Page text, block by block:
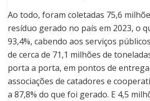
Ao todo, foram coletadas 75,6
resíduo gerado no país em 2023, o
93,4%, cabendo aos serviços
de cerca de 71,1 milhões de
porta a porta, em pontos de
associações de catadores e
a 87,8% do que foi gerado. E 4,5